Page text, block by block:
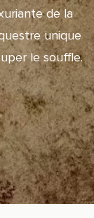
de la
unique
le souffle.